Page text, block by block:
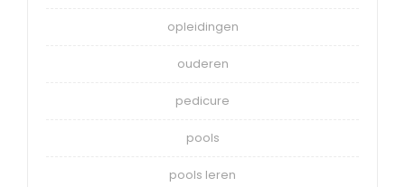
opleidingen
ouderen
pedicure
pools
pools leren